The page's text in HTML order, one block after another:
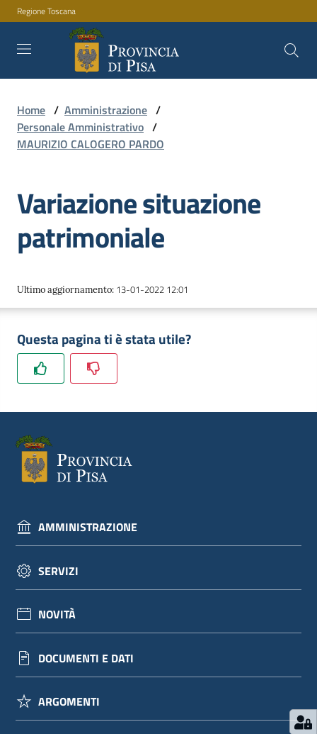
Vai al contenuto
Vai alla navigazione
Vai al footer
Regione Toscana
Amministrazione
Novità
Documenti
e
Argomenti
Home / Amministrazione /
Personale Amministrativo /
MAURIZIO CALOGERO PARDO
Variazione situazione
patrimoniale
Ultimo aggiornamento: 13-01-2022 12:01
Questa pagina ti è stata utile?
AMMINISTRAZIONE
SERVIZI
NOVITÀ
DOCUMENTI E DATI
ARGOMENTI